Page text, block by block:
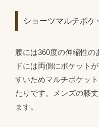
ショーツマルチポ
腰には360度の伸縮性の
ドには両側にポケット
すいためマルチポケッ
たりです。メンズの膝
ます。